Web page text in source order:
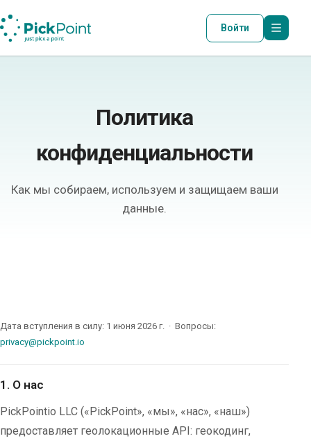
Войти
Политика
конфиденциальности
Как мы собираем, используем и защищаем ваши
данные.
Дата вступления в силу: 1 июня 2026 г. · Вопросы:
privacy@pickpoint.io
1. О нас
PickPointio LLC («PickPoint», «мы», «нас», «наш»)
предоставляет геолокационные API: геокодинг,